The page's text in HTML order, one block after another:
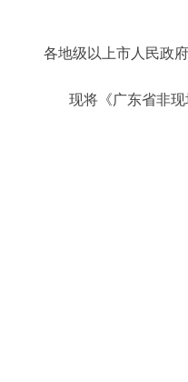
各地级以上市人民政
现将《广东省非现